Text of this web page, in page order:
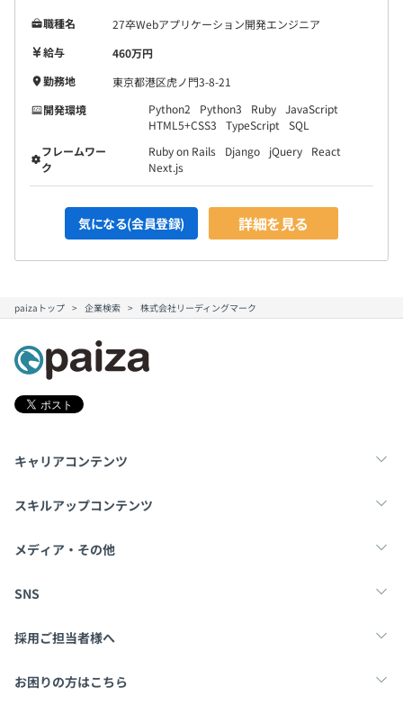
職種名
27卒Webアプリケーション開発エンジニア
給与
460万円
勤務地
東京都港区虎ノ門3-8-21
開発環境
Python2 Python3 Ruby JavaScript
HTML5+CSS3
TypeScript
SQL
フレームワー
ク
Ruby on Rails Django jQuery
React
Next.js
気になる(会員登録) 詳細を見る
paizaトップ 企業検索 株式会社リーディングマーク
キャリアコンテンツ
転職・キャリア
スキルアップコンテンツ
学習
メディア・その他
Tech Team Journal
SNS
X
採用ご担当者様へ
採用・教育をお考えの企業様へ
お困りの方はこちら